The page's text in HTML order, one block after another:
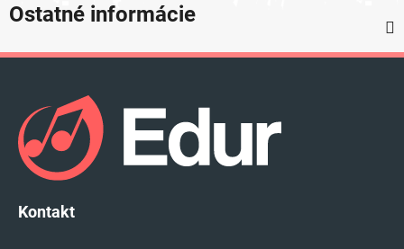
Ostatné informácie
Kontakt